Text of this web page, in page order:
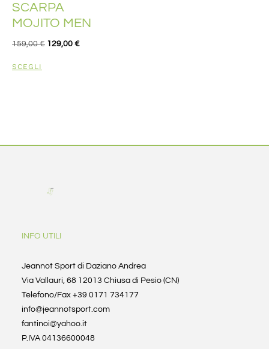
SCARPA
MOJITO MEN
159,00€ 129,00 €
SCEGLI
INFO UTILI
Jeannot Sport di Daziano Andrea
Via Vallauri, 68 12013 Chiusa di Pesio (CN)
Telefono/Fax +39 0171 734177
info@jeannotsport.com
fantinoi@yahoo.it
P.IVA 04136600048